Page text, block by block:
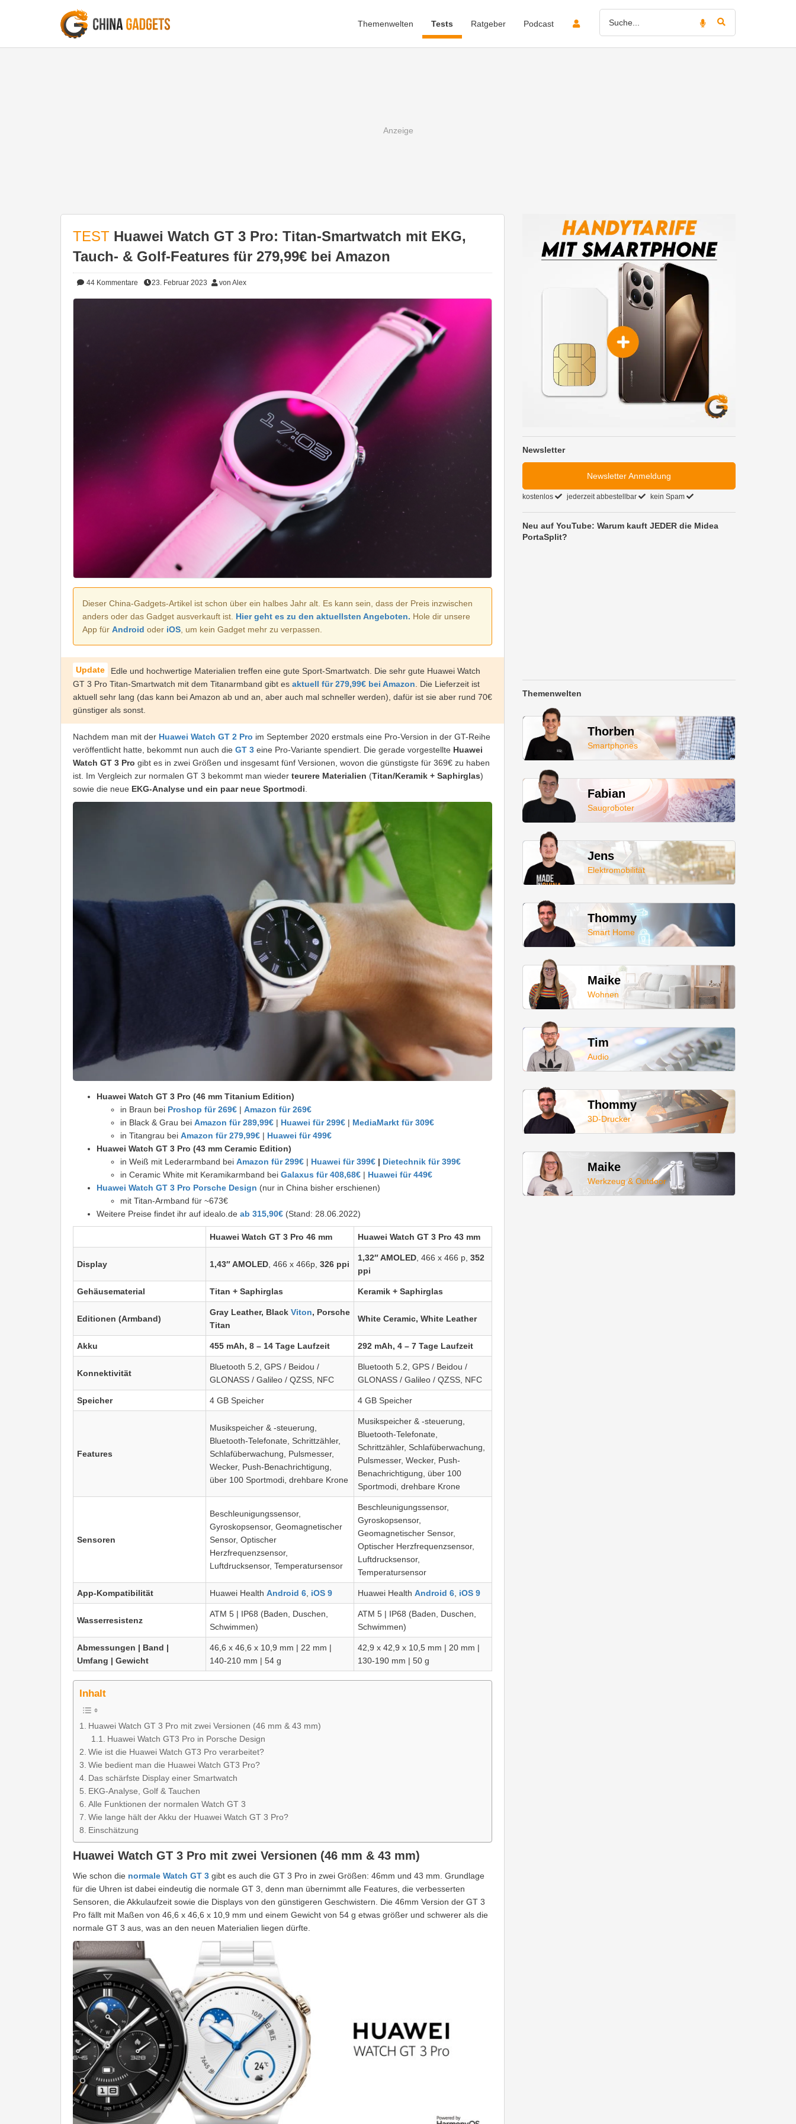
Themenwelten Tests Ratgeber Podcast
TEST Huawei Watch GT 3 Pro: Titan-Smartwatch mit EKG,
Tauch- & Golf-Features für 279,99€ bei Amazon
44 Kommentare 23. Februar 2023 von Alex
Dieser China-Gadgets-Artikel ist schon über ein halbes Jahr alt. Es kann sein, dass der Preis inzwischen
anders oder das Gadget ausverkauft ist. Hier geht es zu den aktuellsten Angeboten. Hole dir unsere
App für Android oder iOS , um kein Gadget mehr zu verpassen.
Edle und hochwertige Materialien treffen eine gute Sport-Smartwatch. Die sehr gute Huawei Watch
GT 3 Pro Titan-Smartwatch mit dem Titanarmband gibt es aktuell für 279,99€ bei Amazon . Die Lieferzeit ist
aktuell sehr lang (das kann bei Amazon ab und an, aber auch mal schneller werden), dafür ist sie aber rund 70€
günstiger als sonst.
Nachdem man mit der Huawei Watch GT 2 Pro im September 2020 erstmals eine Pro-Version in der GT-Reihe
veröffentlicht hatte, bekommt nun auch die GT 3 eine Pro-Variante spendiert. Die gerade vorgestellte Huawei
Watch GT 3 Pro gibt es in zwei Größen und insgesamt fünf Versionen, wovon die günstigste für 369€ zu haben
ist. Im Vergleich zur normalen GT 3 bekommt man wieder teurere Materialien (Titan/Keramik + Saphirglas)
sowie die neue EKG-Analyse und ein paar neue Sportmodi
Huawei Watch GT 3 Pro (46 mm Titanium Edition)
in Braun bei Proshop für 269€ | Amazon für 269€
in Black & Grau bei Amazon für 289,99€ | Huawei für 299€ | MediaMarkt für 309€
in Titangrau bei Amazon für 279,99€ | Huawei für 499€
Huawei Watch GT 3 Pro (43 mm Ceramic Edition)
in Weiß mit Lederarmband bei Amazon für 299€ | Huawei für 399€ | Dietechnik für 399€
in Ceramic White mit Keramikarmband bei Galaxus für 408,68€ | Huawei für 449€
Huawei Watch GT 3 Pro Porsche Design (nur in China bisher erschienen)
mit Titan-Armband für ~673€
Weitere Preise findet ihr auf idealo.de ab 315,90€ (Stand: 28.06.2022)
Huawei Watch GT 3 Pro 46 mm Huawei Watch GT 3 Pro 43 mm
Display 1,43″ AMOLED, 466 x 466p, 326 ppi
1,32″ AMOLED, 466 x 466 p, 352
ppi
Gehäusematerial Titan + Saphirglas Keramik + Saphirglas
Editionen (Armband)
Gray Leather, Black Viton, Porsche
Titan
White Ceramic, White Leather
Akku 455 mAh, 8 – 14 Tage Laufzeit 292 mAh, 4 – 7 Tage Laufzeit
Konnektivität
Bluetooth 5.2, GPS / Beidou /
GLONASS / Galileo / QZSS, NFC
Bluetooth 5.2, GPS / Beidou /
GLONASS / Galileo / QZSS, NFC
Speicher 4 GB Speicher 4 GB Speicher
Features
Musikspeicher & -steuerung,
Bluetooth-Telefonate, Schrittzähler,
Schlafüberwachung, Pulsmesser,
Wecker, Push-Benachrichtigung,
über 100 Sportmodi, drehbare Krone
Musikspeicher & -steuerung,
Bluetooth-Telefonate,
Schrittzähler, Schlafüberwachung,
Pulsmesser, Wecker, Push-
Benachrichtigung, über 100
Sportmodi, drehbare Krone
Sensoren
Beschleunigungssensor,
Gyroskopsensor, Geomagnetischer
Sensor, Optischer
Herzfrequenzsensor,
Luftdrucksensor, Temperatursensor
Beschleunigungssensor,
Gyroskopsensor,
Geomagnetischer Sensor,
Optischer Herzfrequenzsensor,
Luftdrucksensor,
Temperatursensor
App-Kompatibilität Huawei Health Android 6, iOS 9 Huawei Health Android 6, iOS 9
Wasserresistenz
ATM 5 | IP68 (Baden, Duschen,
Schwimmen)
ATM 5 | IP68 (Baden, Duschen,
Schwimmen)
Abmessungen | Band |
Umfang | Gewicht
46,6 x 46,6 x 10,9 mm | 22 mm |
140-210 mm | 54 g
42,9 x 42,9 x 10,5 mm | 20 mm |
130-190 mm | 50 g
Inhalt
Huawei Watch GT 3 Pro mit zwei Versionen (46 mm & 43 mm)
Huawei Watch GT3 Pro in Porsche Design
Wie ist die Huawei Watch GT3 Pro verarbeitet?
Wie bedient man die Huawei Watch GT3 Pro?
Das schärfste Display einer Smartwatch
EKG-Analyse, Golf & Tauchen
Alle Funktionen der normalen Watch GT 3
Wie lange hält der Akku der Huawei Watch GT 3 Pro?
Einschätzung
Huawei Watch GT 3 Pro mit zwei Versionen (46 mm & 43 mm)
Wie schon die normale Watch GT 3 gibt es auch die GT 3 Pro in zwei Größen: 46mm und 43 mm. Grundlage
für die Uhren ist dabei eindeutig die normale GT 3, denn man übernimmt alle Features, die verbesserten
Sensoren, die Akkulaufzeit sowie die Displays von den günstigeren Geschwistern. Die 46mm Version der GT 3
Pro fällt mit Maßen von 46,6 x 46,6 x 10,9 mm und einem Gewicht von 54 g etwas größer und schwerer als die
normale GT 3 aus, was an den neuen Materialien liegen dürfte.
Newsletter
Newsletter Anmeldung
kostenlos jederzeit abbestellbar kein Spam
Neu auf YouTube: Warum kauft JEDER die Midea
PortaSplit?
Themenwelten
Thorben
Smartphones
Fabian
Saugroboter
Jens
Elektromobilität
Thommy
Smart Home
Maike
Wohnen
Tim
Audio
Thommy
3D-Drucker
Maike
Werkzeug & Outdoor